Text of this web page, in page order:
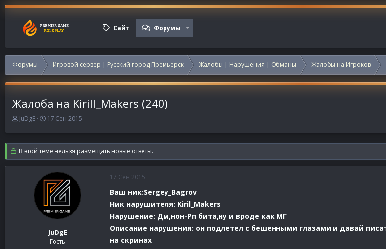
Сайт Форумы
Форумы Игровой сервер | Русский город Премьерск Жалобы | Нарушения | Обманы Жалобы на Игроков
Жалоба на Kirill_Makers (240)
А
т
о
р
т
JuDgE
Д
т
а
н
а
ч
а
17 Сен 2015
В этой теме нельзя размещать новые ответы.
JuDgE
Гость
17 Сен 2015
Ваш ник:Sergey_Bagrov
Ник нарушителя: Kiril_Makers
Нарушение: Дм,нон-Рп бита,ну и вроде как МГ
Описание нарушения: он подлетел с бешенными глазами и давай
на скринах